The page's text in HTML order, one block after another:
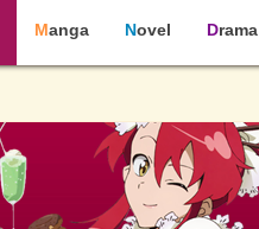
Manga Novel Drama